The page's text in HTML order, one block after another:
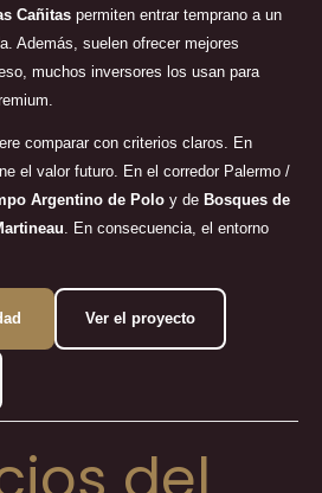
Cañitas permiten entrar temprano a un
Además, suelen ofrecer mejores
muchos inversores los usan para
comparar con criterios claros. En
el valor futuro. En el corredor Palermo /
Argentino de Polo y de Bosques de
. En consecuencia, el entorno
Ver el proyecto